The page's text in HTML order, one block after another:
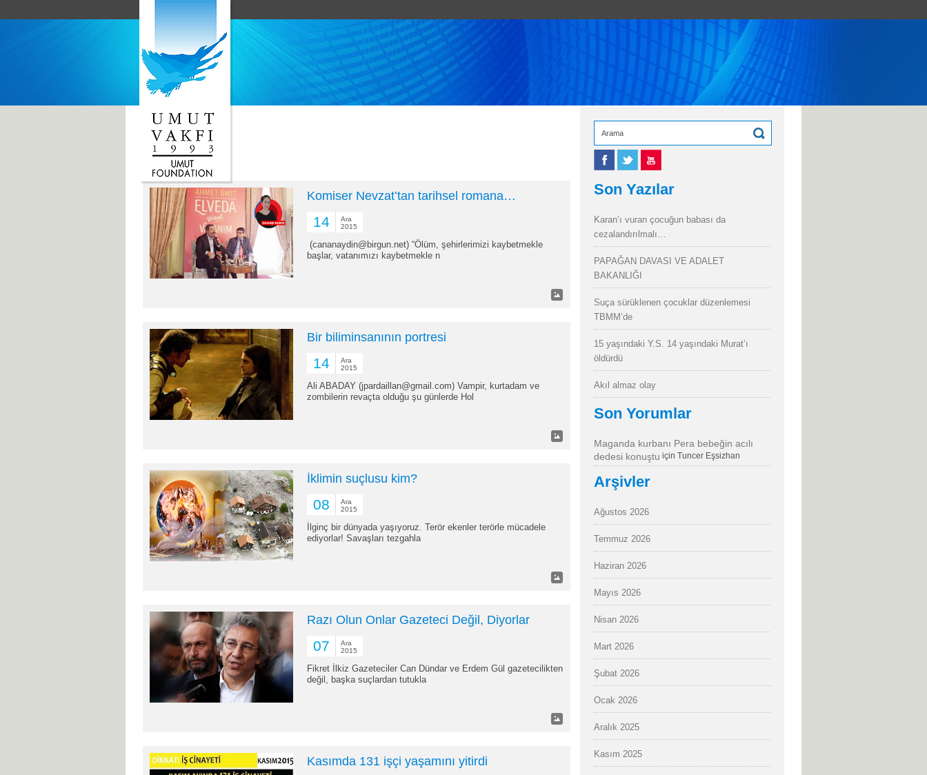
Komiser Nevzat’tan tarihsel romana…
14
Ara
2015
(cananaydin@birgun.net) “Ölüm, şehirlerimizi kaybetmekle
başlar, vatanımızı kaybetmekle n
Bir biliminsanının portresi
14
Ara
2015
Ali ABADAY (jpardaillan@gmail.com) Vampir, kurtadam ve
zombilerin revaçta olduğu şu günlerde Hol
İklimin suçlusu kim?
08
Ara
2015
İlginç bir dünyada yaşıyoruz. Terör ekenler terörle mücadele
ediyorlar! Savaşları tezgahla
Razı Olun Onlar Gazeteci Değil, Diyorlar
07
Ara
2015
Fikret İlkiz Gazeteciler Can Dündar ve Erdem Gül gazetecilikten
değil, başka suçlardan tutukla
Kasımda 131 işçi yaşamını yitirdi
Son Yazılar
Karan’ı vuran çocuğun babası da
cezalandırılmalı…
PAPAĞAN DAVASI VE ADALET
BAKANLIĞI
Suça sürüklenen çocuklar düzenlemesi
TBMM’de
15 yaşındaki Y.S. 14 yaşındaki Murat’ı
öldürdü
Akıl almaz olay
Son Yorumlar
Maganda kurbanı Pera bebeğin acılı
dedesi konuştu için Tuncer Eşsizhan
Arşivler
Ağustos 2026
Temmuz 2026
Haziran 2026
Mayıs 2026
Nisan 2026
Mart 2026
Şubat 2026
Ocak 2026
Aralık 2025
Kasım 2025